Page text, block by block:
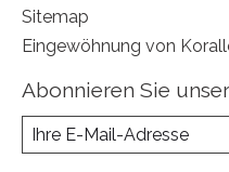
Sitemap
Eingewöhnung von
Abonnieren Sie